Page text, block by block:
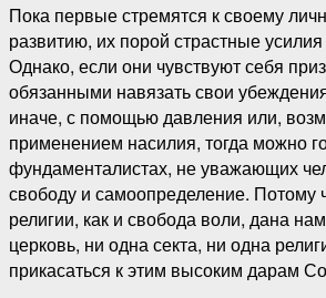
Пока первые стремятся к своему
развитию, их порой страстные
Однако, если они чувствуют себя
обязанными навязать свои
иначе, с помощью давления или,
применением насилия, тогда можно
фундаменталистах, не уважающих
свободу и самоопределение. Потому
религии, как и свобода воли, дана
церковь, ни одна секта, ни одна
прикасаться к этим высоким дарам